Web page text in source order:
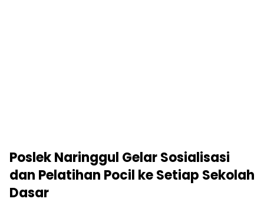
Poslek Naringgul Gelar Sosialisasi
dan Pelatihan Pocil ke Setiap Sekolah
Dasar